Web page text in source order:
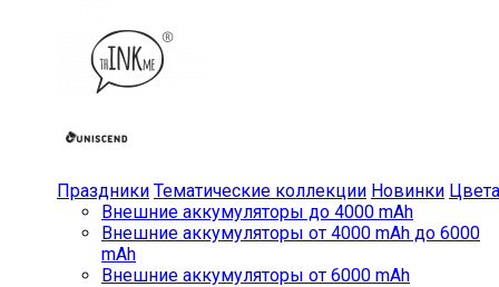
Праздники Тематические коллекции Новинки Цвета
Внешние аккумуляторы до 4000 mAh
Внешние аккумуляторы от 4000 mAh до 6000
mAh
Внешние аккумуляторы от 6000 mAh